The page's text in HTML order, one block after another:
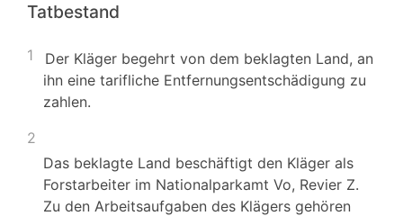
Tatbestand
1
Der Kläger begehrt von dem beklagten Land, an
ihn eine tarifliche Entfernungsentschädigung zu
zahlen.
2
Das beklagte Land beschäftigt den Kläger als
Forstarbeiter im Nationalparkamt Vo, Revier Z.
Zu den Arbeitsaufgaben des Klägers gehören